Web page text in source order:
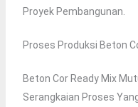
Proyek Pembangunan.
Proses Produksi Beton
Beton Cor Ready Mix
Serangkaian Proses